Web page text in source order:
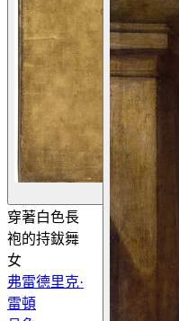
穿著白色長
袍的持鈸舞
女
弗雷德里克·
雷頓